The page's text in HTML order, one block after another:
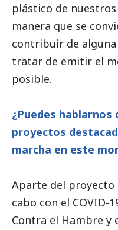
plástico de
manera que se
contribuir de
tratar de emitir el
posible.
¿Puedes hablarnos
proyectos
marcha en este
Aparte del proyecto
cabo con el COVID-
Contra el Hambre y